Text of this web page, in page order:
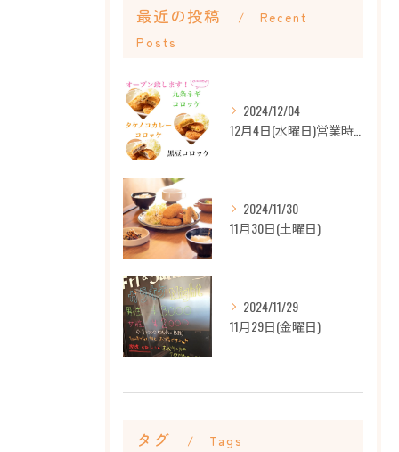
最近の投稿
Recent
Posts
2024/12/04
2024/11/30
11月30日(土曜日)
2024/11/29
11月29日(金曜日)
タグ Tags